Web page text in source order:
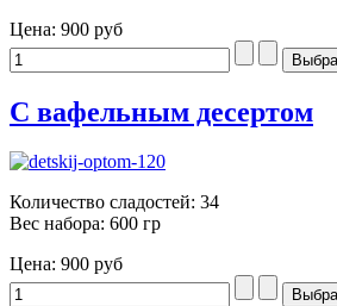
Цена: 900 руб
С вафельным десертом
Количество сладостей: 34
Вес набора: 600 гр
Цена: 900 руб